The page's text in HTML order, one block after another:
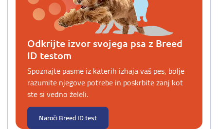
Odkrijte izvor svojega psa z Breed
ID testom
Spoznajte pasme iz katerih izhaja vaš pes, bolje
razumite njegove potrebe in poskrbite zanj kot
ste si vedno želeli.
Naroči Breed ID test